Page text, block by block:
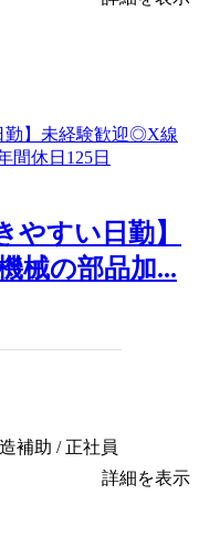
やすい日勤】
械の部品加...
補助 / 正社員
詳細を表示